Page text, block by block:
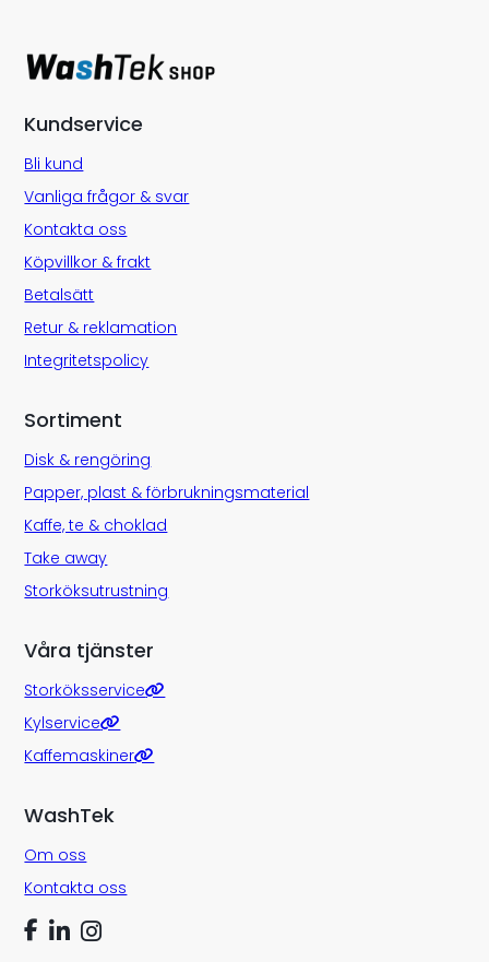
Kundservice
Bli kund
Vanliga frågor & svar
Kontakta oss
Köpvillkor & frakt
Betalsätt
Retur & reklamation
Integritetspolicy
Sortiment
Disk & rengöring
Papper, plast & förbrukningsmaterial
Kaffe, te & choklad
Take away
Storköksutrustning
Våra tjänster
Storköksservice
Kylservice
Kaffemaskiner
WashTek
Om oss
Kontakta oss